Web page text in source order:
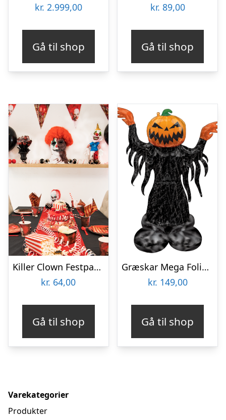
kr. 2.999,00
Gå til shop
kr. 89,00
Gå til shop
Killer Clown Festpakke
kr. 64,00
Gå til shop
Græskar Mega Folieballon
kr. 149,00
Gå til shop
Varekategorier
Produkter